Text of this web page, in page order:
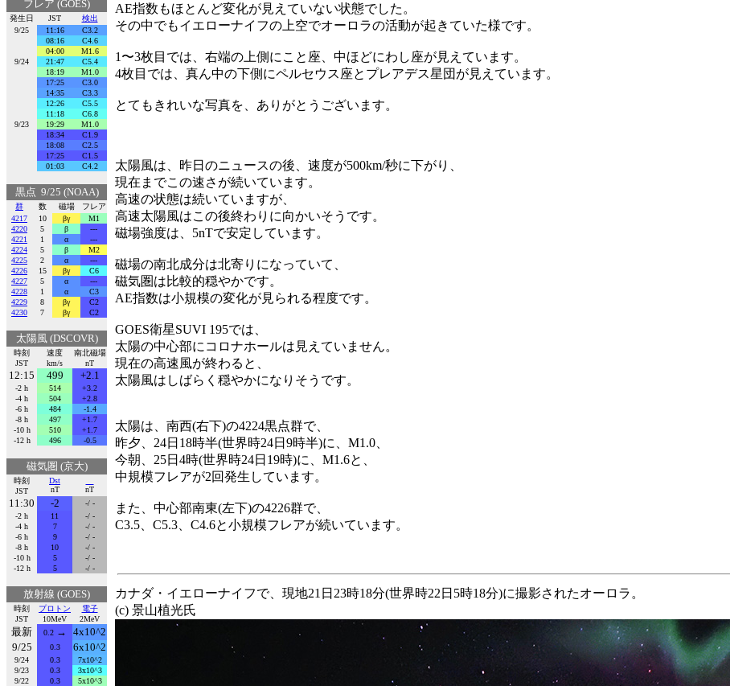
フレア (GOES)
発生日 JST
検出
9/25
11:16
C3.2
08:16
C4.6
04:00
M1.6
9/24
21:47
C5.4
18:19
M1.0
17:25
C3.0
14:35
C3.3
12:26
C5.5
11:18
C6.8
9/23
19:29
M1.0
18:34
C1.9
18:08
C2.5
17:25
C1.5
01:03
C4.2
黒点 9/25 (NOAA)
群 数 磁場
フレア
4217
10 βγ
M1
4220
5 β
---
4221
1 α
---
4224
5 β
M2
4225
2 α
---
4226
15 βγ
C6
4227
5 α
---
4228
1 α
C3
4229
8 βγ
C2
4230
7 βγ C2
太陽風 (DSCOVR)
時刻
JST
速度
km/s
南北磁場
nT
12:15 499 +2.1
-2 h 514
+3.2
-4 h
504
+2.8
-6 h
484
-1.4
-8 h
497
+1.7
-10 h
510
+1.7
-12 h
496 -0.5
磁気圏 (京大)
時刻
JST
Dst
nT
nT
11:30 -2
-/ -
-2 h
11
-/ -
-4 h
7
-/ -
-6 h
9
-/ -
-8 h
10
-/ -
-10 h
5
-/ -
-12 h
5 -/ -
放射線 (GOES)
時刻
JST
プロトン
10MeV
電子
2MeV
最新 0.2→
4x10^2
9/25
0.3 6x10^2
9/24 0.3
7x10^2
9/23
0.3
3x10^3
9/22
0.3
5x10^3
AE指数もほとんど変化が見えていない状態でした。
その中でもイエローナイフの上空でオーロラの活動が起きていた様です。
1〜3枚目では、右端の上側にこと座、中ほどにわし座が見えています。
4枚目では、真ん中の下側にペルセウス座とプレアデス星団が見えています。
とてもきれいな写真を、ありがとうございます。
太陽風は、昨日のニュースの後、速度が500km/秒に下がり、
現在までこの速さが続いています。
高速の状態は続いていますが、
高速太陽風はこの後終わりに向かいそうです。
磁場強度は、5nTで安定しています。
磁場の南北成分は北寄りになっていて、
磁気圏は比較的穏やかです。
AE指数は小規模の変化が見られる程度です。
GOES衛星SUVI 195では、
太陽の中心部にコロナホールは見えていません。
現在の高速風が終わると、
太陽風はしばらく穏やかになりそうです。
太陽は、南西(右下)の4224黒点群で、
昨夕、24日18時半(世界時24日9時半)に、M1.0、
今朝、25日4時(世界時24日19時)に、M1.6と、
中規模フレアが2回発生しています。
また、中心部南東(左下)の4226群で、
C3.5、C5.3、C4.6と小規模フレアが続いています。
カナダ・イエローナイフで、現地21日23時18分(世界時22日5時18分)に撮影されたオーロラ。
(c) 景山植光氏